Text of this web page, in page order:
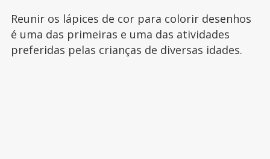
Reunir os lápices de cor para colorir desenhos
é uma das primeiras e uma das atividades
preferidas pelas crianças de diversas idades.